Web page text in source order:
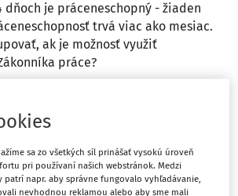
dňoch je práceneschopný - žiaden
trvá viac ako mesiac.
ak je možnosť využiť
práce?
Máte predplatné? Prihláste sa
sa zo všetkých síl prinášať vysokú úroveň
pri používaní našich webstránok. Medzi
patrí napr. aby správne fungovalo vyhľadávanie,
nevhodnou reklamou alebo aby sme mali